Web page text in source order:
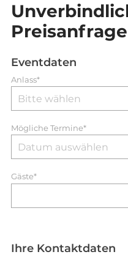
Preisanfrage
Eventdaten
Anlass*
Mögliche Termine*
Gäste*
Ihre Kontaktdaten